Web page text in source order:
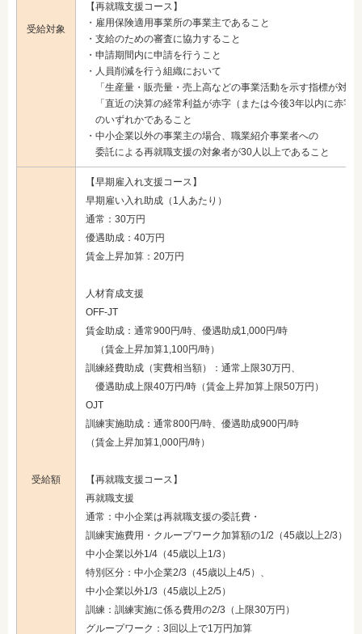
受給対象
【再就職支援コース】
・雇用保険適用事業所の事業主であること
・支給のための審査に協力すること
・申請期間内に申請を行うこと
・人員削減を行う組織において
「生産量・販売量・売上高などの事業活動を示す指標が対前
「直近の決算の経常利益が赤字（または今後3年以内に赤字
のいずれかであること
・中小企業以外の事業主の場合、職業紹介事業者への
委託による再就職支援の対象者が30人以上であること
受給額
【早期雇入れ支援コース】
早期雇い入れ助成（1人あたり）
通常：30万円
優遇助成：40万円
賃金上昇加算：20万円
人材育成支援
OFF-JT
賃金助成：通常900円/時、優遇助成1,000円/時
（賃金上昇加算1,100円/時）
訓練経費助成（実費相当額）：通常上限30万円、
優遇助成上限40万円/時（賃金上昇加算上限50万円）
OJT
訓練実施助成：通常800円/時、優遇助成900円/時
（賃金上昇加算1,000円/時）
【再就職支援コース】
再就職支援
通常：中小企業は再就職支援の委託費・
訓練実施費用・クループワーク加算額の1/2（45歳以上2/3）、
中小企業以外1/4（45歳以上1/3）
特別区分：中小企業2/3（45歳以上4/5）、
中小企業以外1/3（45歳以上2/5）
訓練：訓練実施に係る費用の2/3（上限30万円）
グループワーク：3回以上で1万円加算